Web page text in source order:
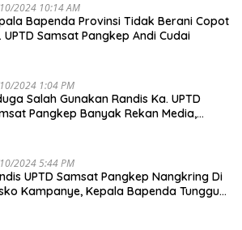
2024 10:14 AM
Bapenda Provinsi Tidak Berani Copot
UPTD Samsat Pangkep Andi Cudai
2024 1:04 PM
Salah Gunakan Randis Ka. UPTD
Pangkep Banyak Rekan Media,
2024 5:44 PM
UPTD Samsat Pangkep Nangkring Di
Kampanye, Kepala Bapenda Tunggu